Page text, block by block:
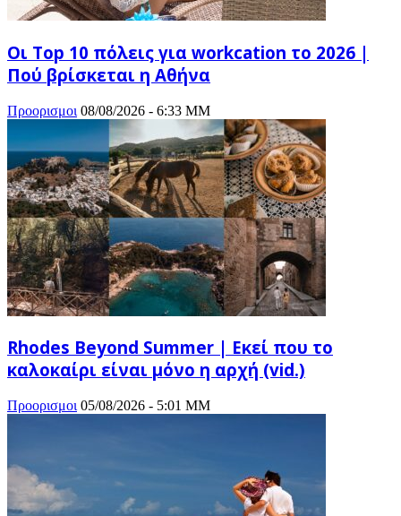
Οι Top 10 πόλεις για workcation το 2026 |
Πού βρίσκεται η Αθήνα
Προορισμοι 08/08/2026 - 6:33 ΜΜ
Rhodes Beyond Summer | Εκεί που το
καλοκαίρι είναι μόνο η αρχή (vid.)
Προορισμοι 05/08/2026 - 5:01 ΜΜ